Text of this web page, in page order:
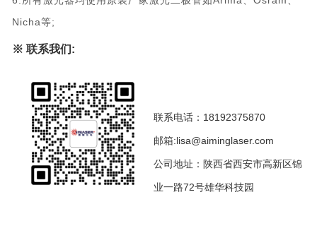
Nicha等;
※ 联系我们:
联系电话：18192375870
邮箱:lisa@aiminglaser.com
公司地址：陕西省西安市高新区锦
业一路72号雄华科技园